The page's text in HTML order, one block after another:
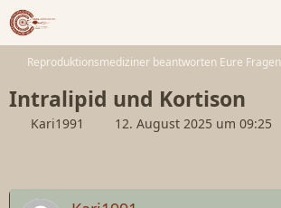
Reproduktionsmediziner beantworten Eure Fragen
Intralipid und Kortison
Kari1991 12. August 2025 um 09:25